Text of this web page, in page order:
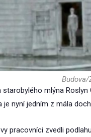
Budova/
mlýna
je nyní jedním z mála
pracovníci zvedli